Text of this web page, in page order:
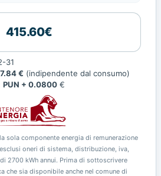
415.60€
31
€ (indipendente dal consumo)
PUN + 0.0800 €
sola componente energia di remunerazione
oneri di sistema, distribuzione, iva,
2700 kWh annui. Prima di sottoscrivere
che sia disponibile anche nel comune di